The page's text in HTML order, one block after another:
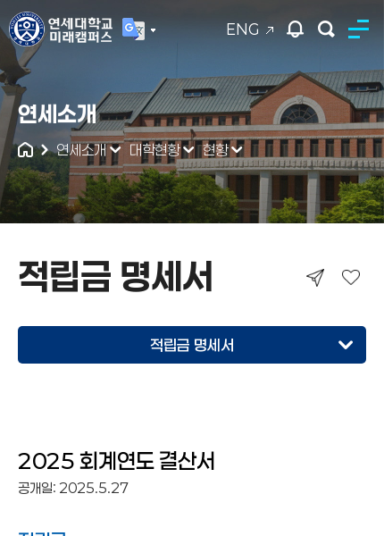
ENG
연세대학교
통합검색
연세소개
연세소개 대학현황 현황
적립금 명세서
적립금 명세서
기관장업무추진비
2025 회계연도 결산서
공개일: 2025.5.27